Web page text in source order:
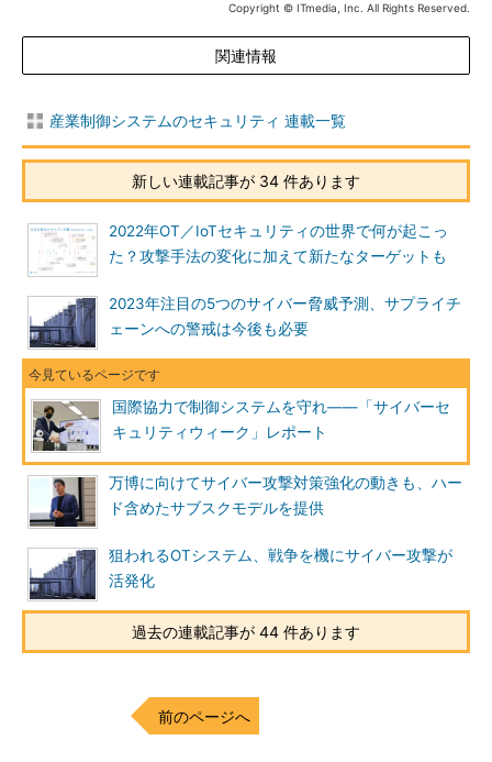
Copyright © ITmedia, Inc. All Rights Reserved.
関連情報
産業制御システムのセキュリティ 連載一覧
新しい連載記事が 34 件あります
2022年OT／IoTセキュリティの世界で何が起こっ
た？攻撃手法の変化に加えて新たなターゲットも
2023年注目の5つのサイバー脅威予測、サプライチ
ェーンへの警戒は今後も必要
国際協力で制御システムを守れ――「サイバーセ
キュリティウィーク」レポート
万博に向けてサイバー攻撃対策強化の動きも、ハー
ド含めたサブスクモデルを提供
狙われるOTシステム、戦争を機にサイバー攻撃が
活発化
過去の連載記事が 44 件あります
前のページへ